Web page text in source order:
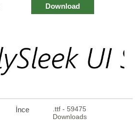
Download
İnce
.ttf - 59475
Downloads